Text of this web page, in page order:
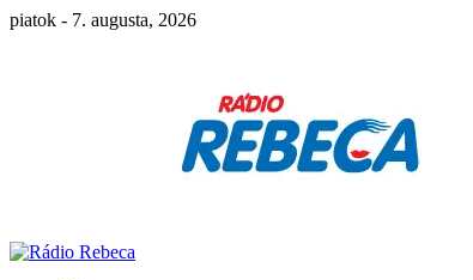
piatok - 7. augusta, 2026